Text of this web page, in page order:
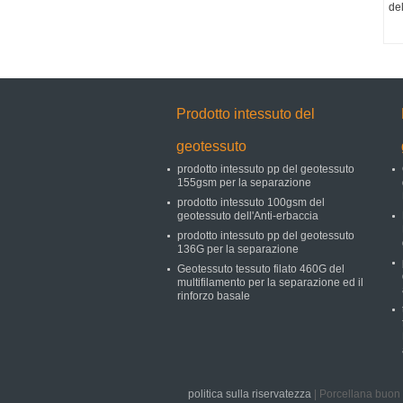
Prodotto intessuto del
geotessuto
prodotto intessuto pp del geotessuto
155gsm per la separazione
prodotto intessuto 100gsm del
geotessuto dell'Anti-erbaccia
prodotto intessuto pp del geotessuto
136G per la separazione
Geotessuto tessuto filato 460G del
multifilamento per la separazione ed il
rinforzo basale
politica sulla riservatezza| Porcellana buon